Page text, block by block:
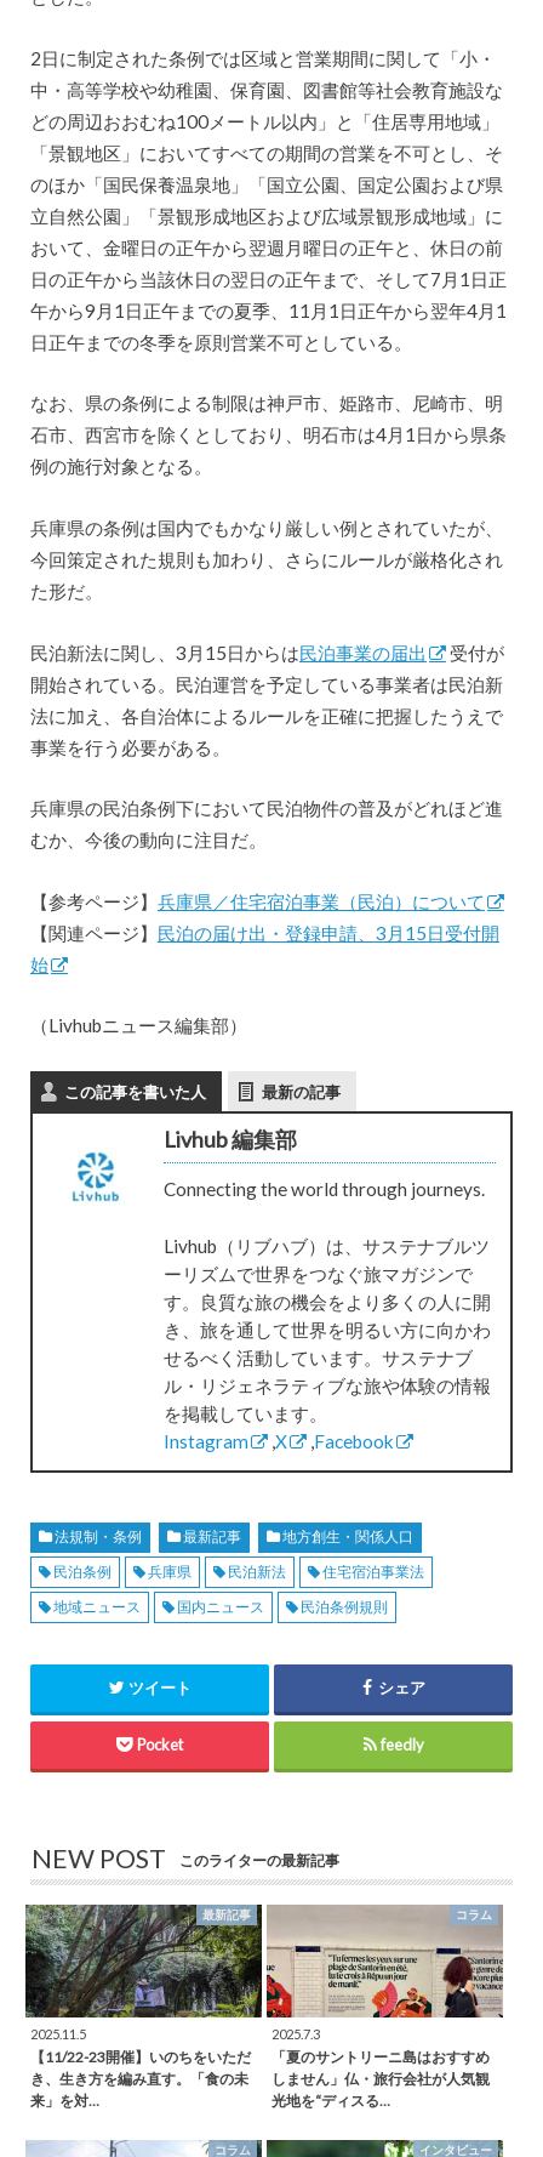
2日に制定された条例では区域と営業期間に関して「小・
中・高等学校や幼稚園、保育園、図書館等社会教育施設な
どの周辺おおむね100メートル以内」と「住居専用地域」
「景観地区」においてすべての期間の営業を不可とし、そ
のほか「国民保養温泉地」「国立公園、国定公園および県
立自然公園」「景観形成地区および広域景観形成地域」に
おいて、金曜日の正午から翌週月曜日の正午と、休日の前
日の正午から当該休日の翌日の正午まで、そして7月1日正
午から9月1日正午までの夏季、11月1日正午から翌年4月1
日正午までの冬季を原則営業不可としている。
なお、県の条例による制限は神戸市、姫路市、尼崎市、明
石市、西宮市を除くとしており、明石市は4月1日から県条
例の施行対象となる。
兵庫県の条例は国内でもかなり厳しい例とされていたが、
今回策定された規則も加わり、さらにルールが厳格化され
た形だ。
民泊新法に関し、3月15日からは民泊事業の届出
受付が
開始されている。民泊運営を予定している事業者は民泊新
法に加え、各自治体によるルールを正確に把握したうえで
事業を行う必要がある。
兵庫県の民泊条例下において民泊物件の普及がどれほど進
むか、今後の動向に注目だ。
【参考ページ】 兵庫県／住宅宿泊事業（民泊）について
【関連ページ】 民泊の届け出・登録申請、3月15日受付開
始
（Livhubニュース編集部）
この記事を書いた人 最新の記事
Livhub 編集部
Connecting the world through journeys.
Livhub（リブハブ）は、サステナブルツ
ーリズムで世界をつなぐ旅マガジンで
す。良質な旅の機会をより多くの人に開
き、旅を通して世界を明るい方に向かわ
せるべく活動しています。サステナブ
ル・リジェネラティブな旅や体験の情報
を掲載しています。
Instagram
,X ,Facebook
法規制・条例 最新記事
地方創生・関係人口
民泊条例
兵庫県 民泊新法
住宅宿泊事業法
地域ニュース
国内ニュース 民泊条例規則
ツイート シェア
Pocket feedly
NEW POST このライターの最新記事
最新記事
2025.11.5
【11/22-23開催】いのちをいただ
き、生き方を編み直す。「食の未
来」を対…
コラム
2025.7.3
「夏のサントリーニ島はおすすめ
しません」仏・旅行会社が人気観
光地を“ディスる…
コラム インタビュー